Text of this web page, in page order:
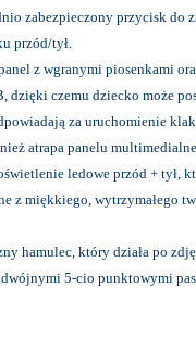
zabezpieczony przycisk do
przód/tył.
z wgranymi piosenkami
dzięki czemu dziecko może
za uruchomienie
atrapa panelu
ledowe przód + tył,
z miękkiego, wytrzymałego
hamulec, który działa po
5-cio punktowymi